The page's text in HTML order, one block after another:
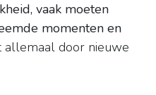
vaak moeten
momenten en
allemaal door nieuwe